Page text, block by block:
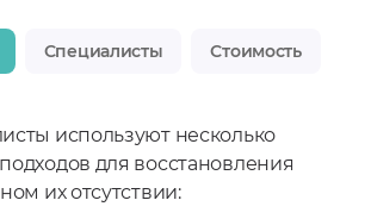
Специалисты Стоимость
используют несколько
для восстановления
их отсутствии: